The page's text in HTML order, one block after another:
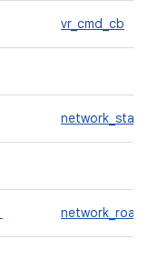
vr_cmd_cb